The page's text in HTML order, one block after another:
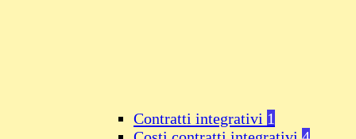
Contratti integrativi 1